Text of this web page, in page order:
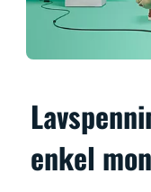
enkel